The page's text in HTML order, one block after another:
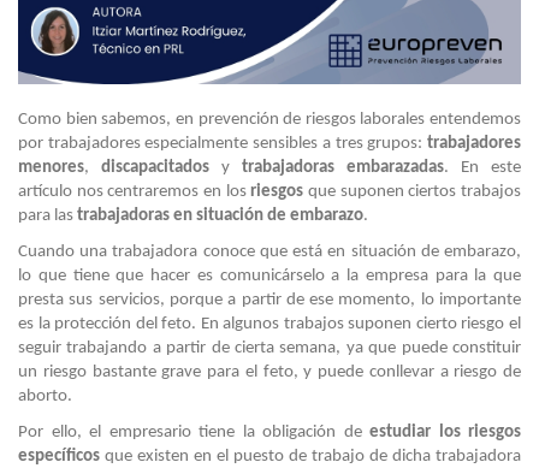
Como bien sabemos, en prevención de riesgos laborales entendemos
por trabajadores especialmente sensibles a tres grupos: trabajadores
menores, discapacitados y trabajadoras embarazadas. En este
artículo nos centraremos en losriesgos que suponen ciertos trabajos
para las trabajadoras en situación de embarazo.
Cuando una trabajadora conoce que está en situación de embarazo,
lo que tiene que hacer es comunicárselo a la empresa para la que
presta sus servicios, porque a partir de ese momento, lo importante
es la protección del feto. En algunos trabajos suponen cierto riesgo el
seguir trabajando a partir de cierta semana, ya que puede constituir
un riesgo bastante grave para el feto, y puede conllevar a riesgo de
aborto.
Por ello, el empresario tiene la obligación de estudiar los riesgos
específicos que existen en el puesto de trabajo de dicha trabajadora